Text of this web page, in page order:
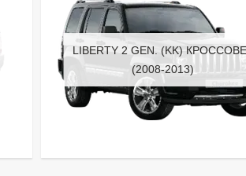
LIBERTY 2 GEN. (KK)
(2008-2013)